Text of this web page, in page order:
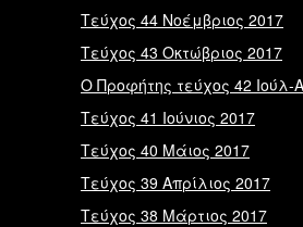
Tεύχος 44 Νοέμβριος 2017
Tεύχος 43 Οκτώβριος 2017
Ο Προφήτης τεύχος 42 Ιούλ-
Τεύχος 41 Ιούνιος 2017
Τεύχος 40 Μάιος 2017
Τεύχος 39 Απρίλιος 2017
Τεύχος 38 Μάρτιος 2017